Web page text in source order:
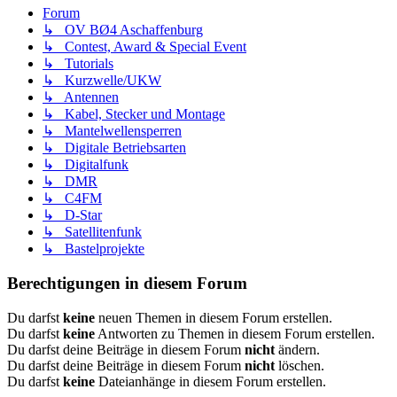
Forum
↳ OV BØ4 Aschaffenburg
↳ Contest, Award & Special Event
↳ Tutorials
↳ Kurzwelle/UKW
↳ Antennen
↳ Kabel, Stecker und Montage
↳ Mantelwellensperren
↳ Digitale Betriebsarten
↳ Digitalfunk
↳ DMR
↳ C4FM
↳ D-Star
↳ Satellitenfunk
↳ Bastelprojekte
Berechtigungen in diesem Forum
Du darfst keine neuen Themen in diesem Forum erstellen.
Du darfst keine Antworten zu Themen in diesem Forum erstellen.
Du darfst deine Beiträge in diesem Forum nicht ändern.
Du darfst deine Beiträge in diesem Forum nicht löschen.
Du darfst keine Dateianhänge in diesem Forum erstellen.